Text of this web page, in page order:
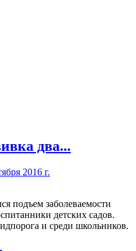
два...
2016 г.
подъем заболеваемости
детских садов.
и среди школьников.